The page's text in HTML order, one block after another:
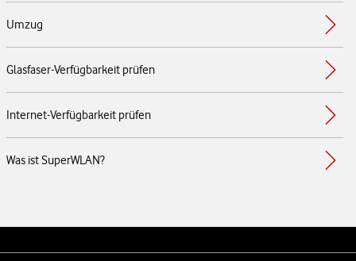
Umzug
Glasfaser-Verfügbarkeit prüfen
Internet-Verfügbarkeit prüfen
Was ist SuperWLAN?